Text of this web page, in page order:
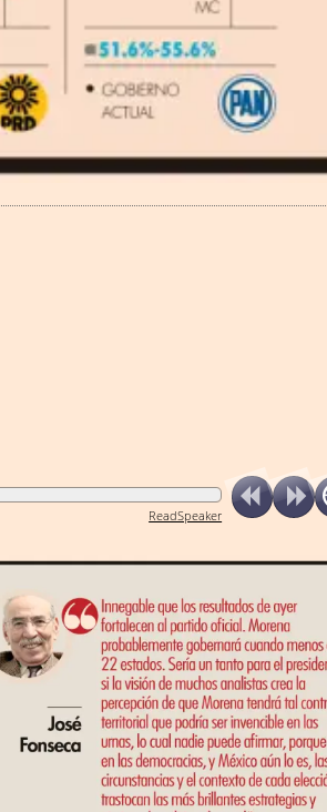
ReadSpeaker